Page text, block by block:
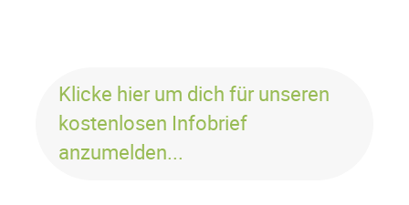
Klicke hier um dich für unseren
kostenlosen Infobrief
anzumelden...